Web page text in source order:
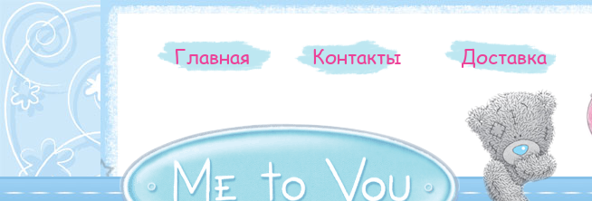
Главная Контакты Доставка